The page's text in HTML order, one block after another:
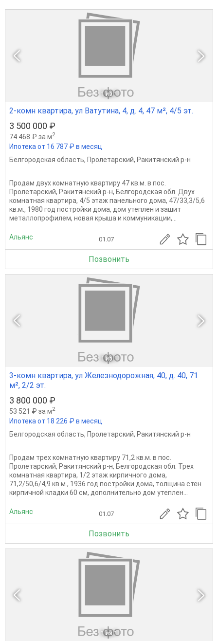
1 из 1
2-комн квартира, ул Ватутина, 4, д. 4, 47 м², 4/5 эт.
3 500 000 ₽
74 468 ₽ за м2
Ипотека от 16 787 ₽ в месяц
Белгородская область, Пролетарский, Ракитянский р-н
Продам двух комнатную квартиру 47 кв.м. в пос.
Пролетарский, Ракитянский р-н, Белгородская обл. Двух
комнатная квартира, 4/5 этаж панельного дома, 47/33,3/5,6
кв.м., 1980 год постройки дома, дом утеплен и зашит
металлопрофилем, новая крыша и коммуникации,...
Альянс 01.07
Позвонить
1 из 1
3-комн квартира, ул Железнодорожная, 40, д. 40, 71
м², 2/2 эт.
3 800 000 ₽
53 521 ₽ за м2
Ипотека от 18 226 ₽ в месяц
Белгородская область, Пролетарский, Ракитянский р-н
Продам трех комнатную квартиру 71,2 кв.м. в пос.
Пролетарский, Ракитянский р-н, Белгородская обл. Трех
комнатная квартира, 1/2 этаж кирпичного дома,
71,2/50,6/4,9 кв.м., 1936 год постройки дома, толщина стен
кирпичной кладки 60 см, дополнительно дом утеплен...
Альянс 01.07
Позвонить
1 из 1